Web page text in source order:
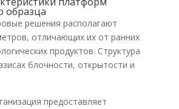
образца
решения располагают
отличающих их от ранних
продуктов. Структура
блочности, открытости и
предоставляет